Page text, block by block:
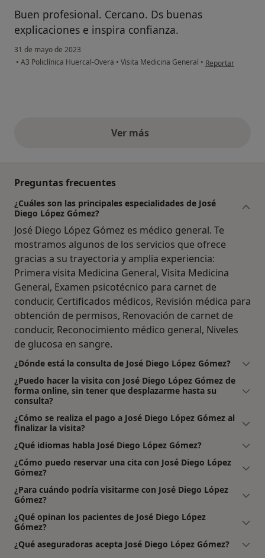
Buen profesional. Cercano. Ds buenas
explicaciones e inspira confianza.
31 de mayo de 2023
• A3 Policlínica Huercal-Overa • Visita Medicina General • en opinión del
Reportar
Ver másopiniones anteriores
Preguntas frecuentes
¿Cuáles son las principales especialidades de José
Diego López Gómez?
José Diego López Gómez es médico general. Te
mostramos algunos de los servicios que ofrece
gracias a su trayectoria y amplia experiencia:
Primera visita Medicina General, Visita Medicina
General, Examen psicotécnico para carnet de
conducir, Certificados médicos, Revisión médica para
obtención de permisos, Renovación de carnet de
conducir, Reconocimiento médico general, Niveles
de glucosa en sangre.
¿Dónde está la consulta de José Diego López Gómez?
¿Puedo hacer la visita con José Diego López Gómez de
forma online, sin tener que desplazarme hasta su
consulta?
¿Cómo se realiza el pago a José Diego López Gómez al
finalizar la visita?
¿Qué idiomas habla José Diego López Gómez?
¿Cómo puedo reservar una cita con José Diego López
Gómez?
¿Para cuándo podría visitarme con José Diego López
Gómez?
¿Qué opinan los pacientes de José Diego López
Gómez?
¿Qué aseguradoras acepta José Diego López Gómez?